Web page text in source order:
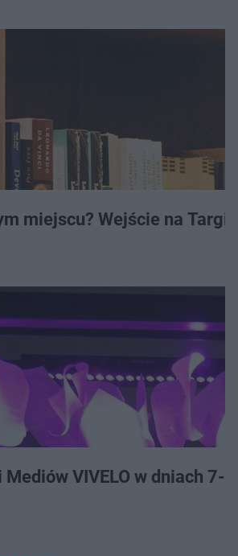
miejscu? Wejście na Targi
VIVELO w dniach